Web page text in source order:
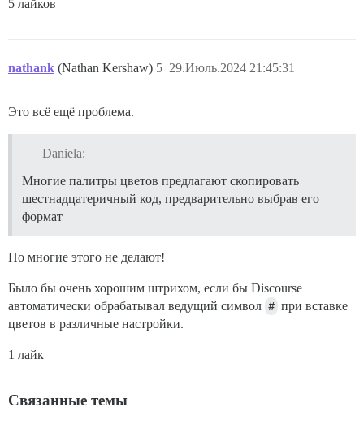
5 лайков
nathank (Nathan Kershaw) 29.Июль.2024 21:45:31
5
Это всё ещё проблема.
Daniela:
Многие палитры цветов предлагают скопировать
шестнадцатеричный код, предварительно выбрав его
формат
Но многие этого не делают!
Было бы очень хорошим штрихом, если бы Discourse
автоматически обрабатывал ведущий символ # при вставке
цветов в различные настройки.
1 лайк
Связанные темы